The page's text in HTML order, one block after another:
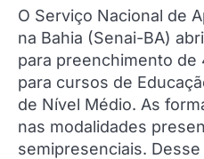
O Serviço Nacional de
na Bahia (Senai-BA)
para preenchimento de
para cursos de
de Nível Médio. As
nas modalidades
semipresenciais.